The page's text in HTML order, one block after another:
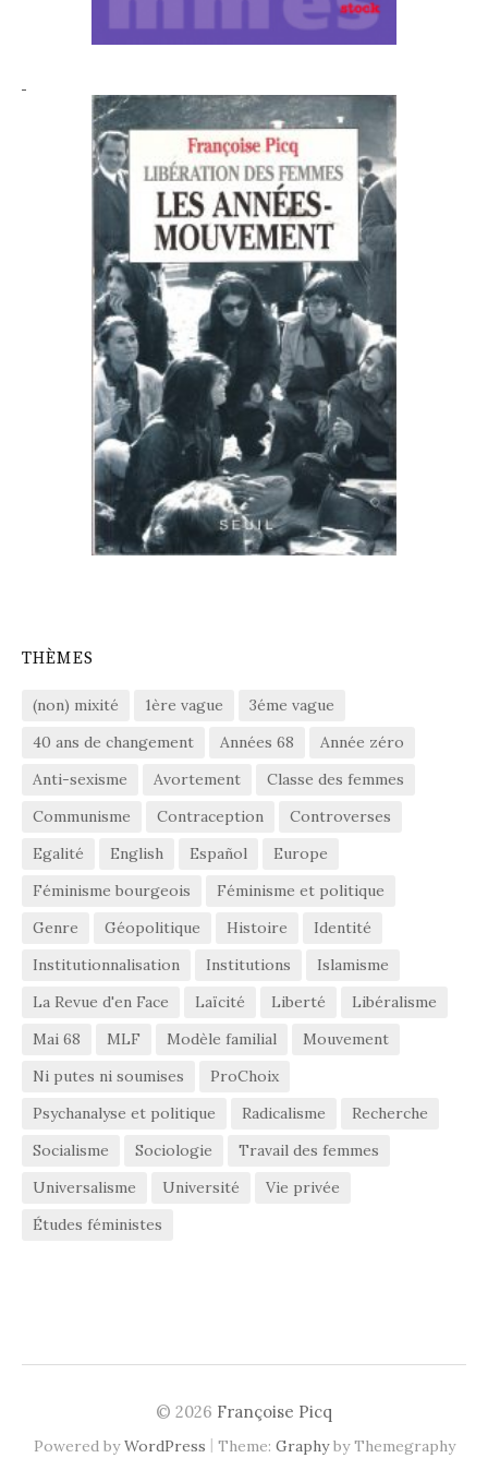
THÈMES
(non) mixité 1ère vague
3éme vague
40 ans de changement
Années 68
Année zéro
Anti-sexisme
Avortement
Classe des femmes
Communisme
Contraception
Controverses
Egalité
English Español
Europe
Féminisme bourgeois
Féminisme et politique
Genre
Géopolitique Histoire
Identité
Institutionnalisation
Institutions
Islamisme
La Revue d'en Face
Laïcité Liberté
Libéralisme
Mai 68
MLF Modèle familial
Mouvement
Ni putes ni soumises
ProChoix
Psychanalyse et politique
Radicalisme
Recherche
Socialisme
Sociologie
Travail des femmes
Universalisme
Université
Vie privée
Études féministes
© 2026 Françoise Picq
Powered byWordPress | Theme: Graphyby Themegraphy